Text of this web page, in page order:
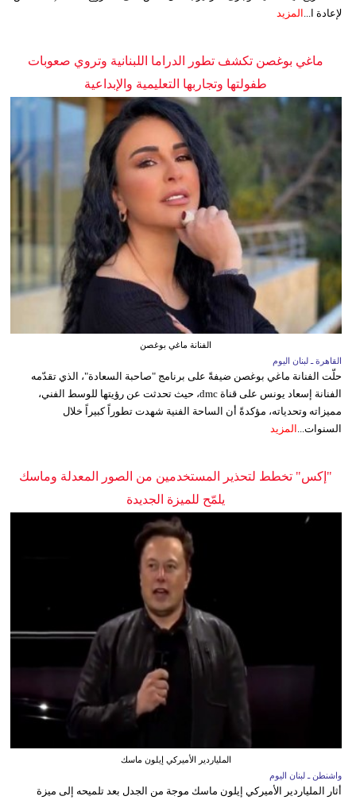
لإعادة ا...
المزيد
ماغي بوغصن تكشف تطور الدراما اللبنانية وتروي صعوبات
طفولتها وتجاربها التعليمية والإبداعية
الفنانة ماغي بوغصن
القاهرة ـ لبنان اليوم
حلّت الفنانة ماغي بوغصن ضيفةً على برنامج "صاحبة السعادة"، الذي تقدّمه
الفنانة إسعاد يونس على قناة dmc، حيث تحدثت عن رؤيتها للوسط الفني،
مميزاته وتحدياته، مؤكدةً أن الساحة الفنية شهدت تطوراً كبيراً خلال
السنوات... المزيد
"إكس" تخطط لتحذير المستخدمين من الصور المعدلة وماسك
يلمّح للميزة الجديدة
الملياردير الأميركي إيلون ماسك
واشنطن ـ لبنان اليوم
أثار الملياردير الأميركي إيلون ماسك موجة من الجدل بعد تلميحه إلى ميزة